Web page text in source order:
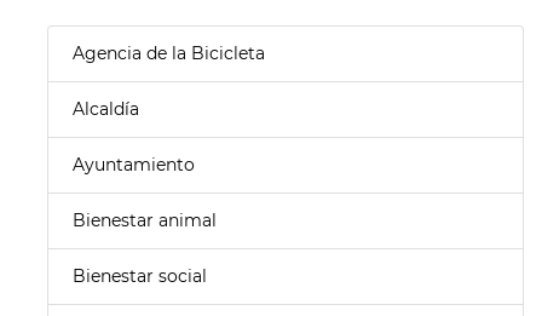
Agencia de la Bicicleta
Alcaldía
Ayuntamiento
Bienestar animal
Bienestar social